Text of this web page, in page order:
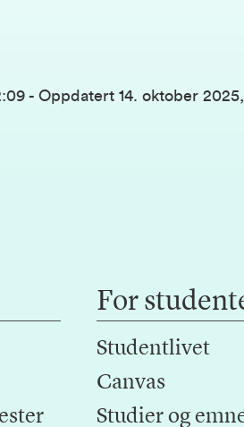
- Oppdatert 14. oktober 2025,
For
Studentlivet
Canvas
Studier og